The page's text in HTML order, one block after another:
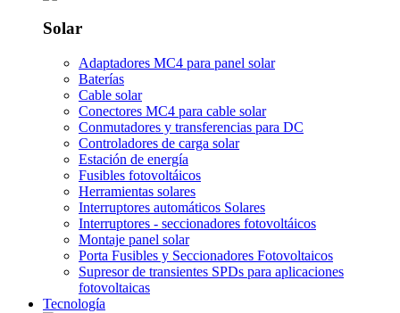
Solar
Adaptadores MC4 para panel solar
Baterías
Cable solar
Conectores MC4 para cable solar
Conmutadores y transferencias para DC
Controladores de carga solar
Estación de energía
Fusibles fotovoltáicos
Herramientas solares
Interruptores automáticos Solares
Interruptores - seccionadores fotovoltáicos
Montaje panel solar
Porta Fusibles y Seccionadores Fotovoltaicos
Supresor de transientes SPDs para aplicaciones
fotovoltaicas
Tecnología